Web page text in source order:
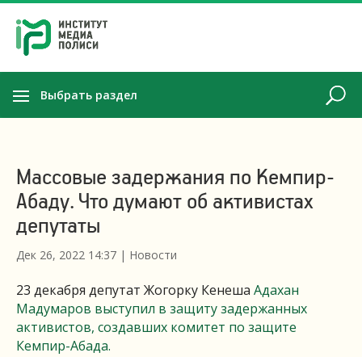
Выбрать раздел
Массовые задержания по Кемпир-
Абаду. Что думают об активистах
депутаты
Дек 26, 2022 14:37 | Новости
23 декабря депутат Жогорку Кенеша Адахан
Мадумаров выступил в защиту задержанных
активистов, создавших комитет по защите
Кемпир-Абада.